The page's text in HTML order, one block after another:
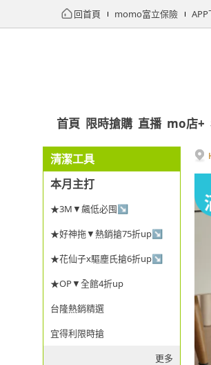
回首頁 momo富立保險
首頁 限時搶購 直播 mo店+
清潔工具
本月主打
★3M▼飆低必囤↘
★好神拖▼熱銷搶75折up↘
★花仙子x驅塵氏搶6折up↘
★OP▼全館4折up
台隆熱銷精選
宜得利限時搶
更多